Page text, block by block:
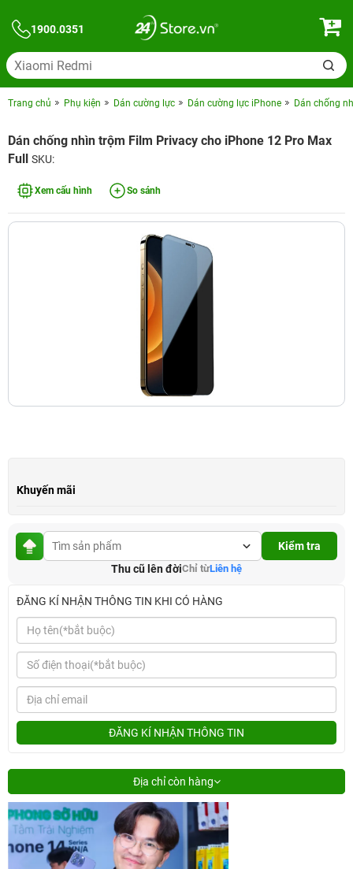
1900.0351
Trang chủ Phụ kiện Dán cường lực Dán cường lực iPhone Dán chống
Dán chống nhìn trộm Film Privacy cho iPhone 12 Pro Max
Full SKU:
Xem cấu hình So sánh
Khuyến mãi
Kiểm tra
Thu cũ lên đờiChỉ từLiên hệ
ĐĂNG KÍ NHẬN THÔNG TIN KHI CÓ HÀNG
ĐĂNG KÍ NHẬN THÔNG TIN
Địa chỉ còn hàng